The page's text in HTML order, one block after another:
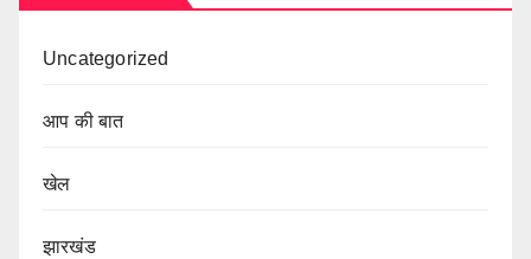
Uncategorized
आप की बात
खेल
झारखंड